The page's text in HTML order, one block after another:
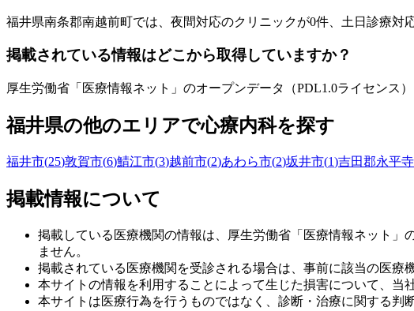
福井県南条郡南越前町では、夜間対応のクリニックが0件、土日診療対
掲載されている情報はどこから取得していますか？
厚生労働省「医療情報ネット」のオープンデータ（PDL1.0ライセンス
福井県の他のエリアで心療内科を探す
福井市(25)敦賀市(6)鯖江市(3)越前市(2)あわら市(2)坂井市(1)吉田郡永平
掲載情報について
掲載している医療機関の情報は、厚生労働省「医療情報ネット
ません。
掲載されている医療機関を受診される場合は、事前に該当の医療
本サイトの情報を利用することによって生じた損害について、当
本サイトは医療行為を行うものではなく、診断・治療に関する判